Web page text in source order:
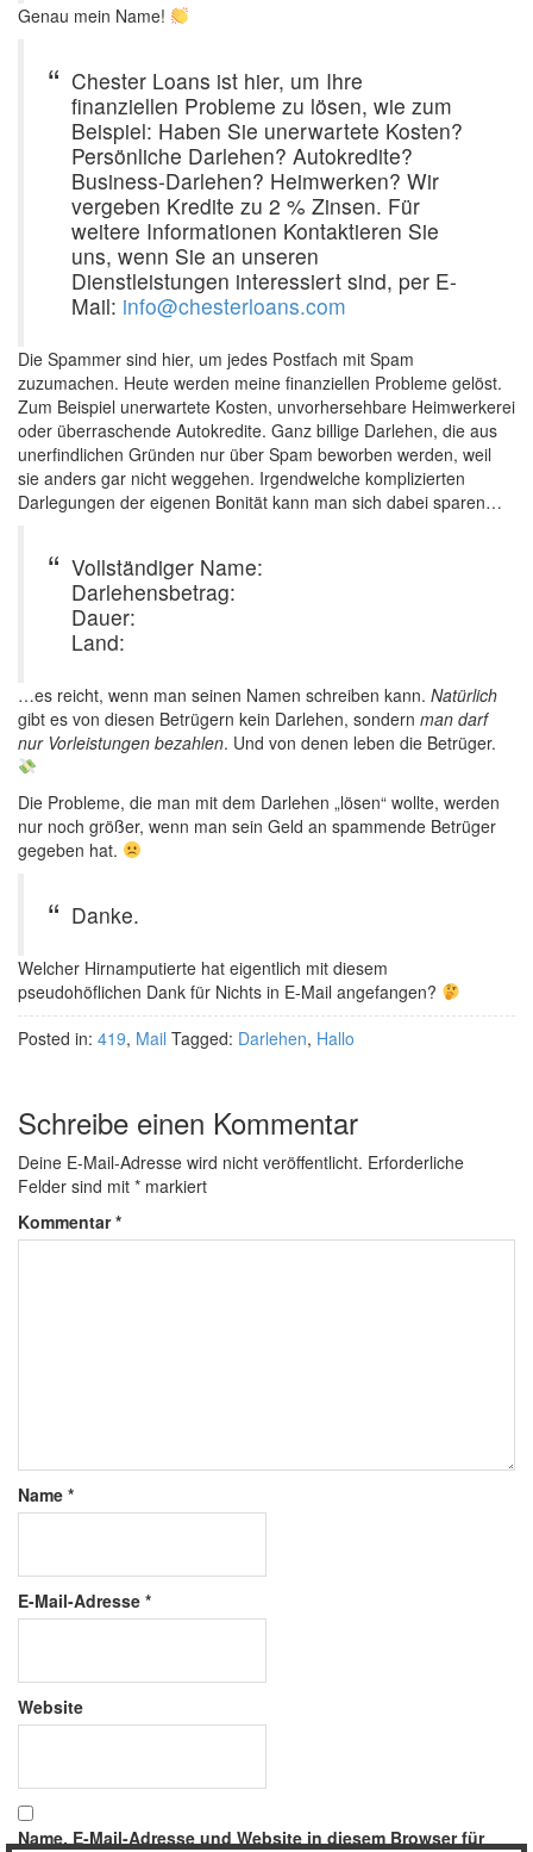
Genau mein Name!
Chester Loans ist hier, um Ihre
finanziellen Probleme zu lösen, wie zum
Beispiel: Haben Sie unerwartete Kosten?
Persönliche Darlehen? Autokredite?
Business-Darlehen? Heimwerken? Wir
vergeben Kredite zu 2 % Zinsen. Für
weitere Informationen Kontaktieren Sie
uns, wenn Sie an unseren
Dienstleistungen interessiert sind, per E-
Mail: info@chesterloans.com
Die Spammer sind hier, um jedes Postfach mit Spam
zuzumachen. Heute werden meine finanziellen Probleme gelöst.
Zum Beispiel unerwartete Kosten, unvorhersehbare Heimwerkerei
oder überraschende Autokredite. Ganz billige Darlehen, die aus
unerfindlichen Gründen nur über Spam beworben werden, weil
sie anders gar nicht weggehen. Irgendwelche komplizierten
Darlegungen der eigenen Bonität kann man sich dabei sparen…
Vollständiger Name:
Darlehensbetrag:
Dauer:
Land:
…es reicht, wenn man seinen Namen schreiben kann. Natürlich
gibt es von diesen Betrügern kein Darlehen, sondern man darf
nur Vorleistungen bezahlen. Und von denen leben die Betrüger.
Die Probleme, die man mit dem Darlehen „lösen“ wollte, werden
nur noch größer, wenn man sein Geld an spammende Betrüger
gegeben hat.
Danke.
Welcher Hirnamputierte hat eigentlich mit diesem
pseudohöflichen Dank für Nichts in E-Mail angefangen?
Posted in: 419, Mail Tagged: Darlehen, Hallo
Schreibe einen Kommentar
Deine E-Mail-Adresse wird nicht veröffentlicht. Erforderliche
Felder sind mit * markiert
Kommentar*
Name *
E-Mail-Adresse *
Website
Name, E-Mail-Adresse und Website in diesem Browser für